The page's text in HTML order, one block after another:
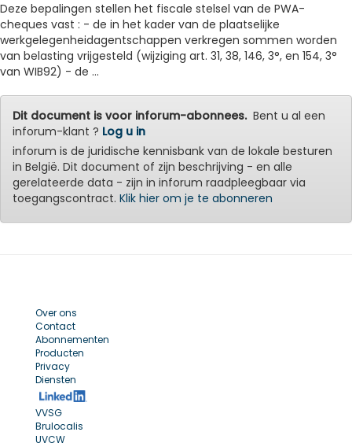
Deze bepalingen stellen het fiscale stelsel van de PWA-
cheques vast : - de in het kader van de plaatselijke
werkgelegenheidagentschappen verkregen sommen worden
van belasting vrijgesteld (wijziging art. 31, 38, 146, 3°, en 154, 3°
van WIB92) - de ...
Dit document is voor inforum-abonnees.Bent u al een
inforum-klant ? Log u in
inforum is de juridische kennisbank van de lokale besturen
in België. Dit document of zijn beschrijving - en alle
gerelateerde data - zijn in inforum raadpleegbaar via
toegangscontract. Klik hier om je te abonneren
Over ons
Contact
Abonnementen
Producten
Privacy
Diensten
VVSG
Brulocalis
UVCW